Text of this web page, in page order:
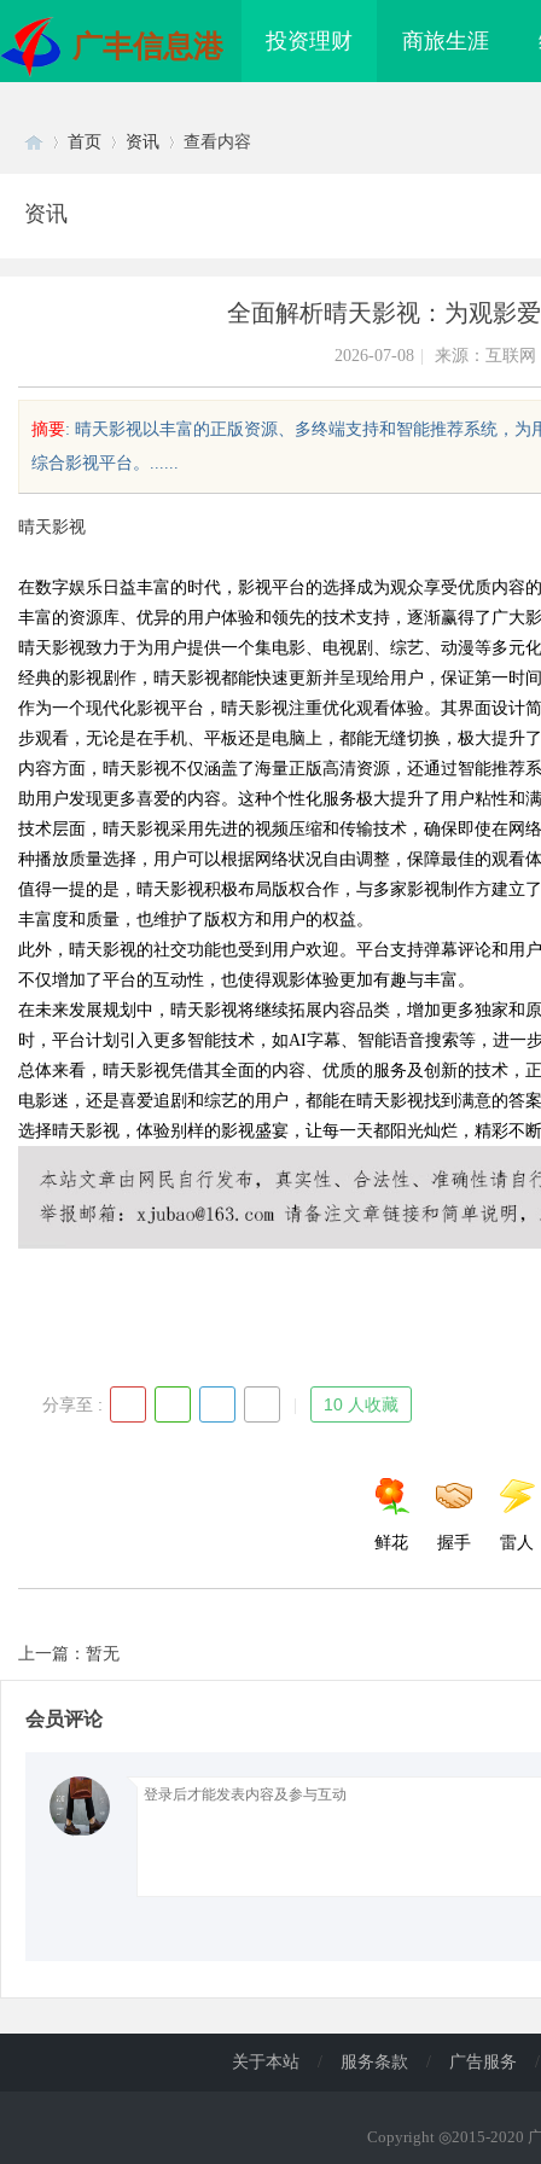
广丰信息港 投资理财 商旅生涯
uz
!
Bo
首页 资讯 查看内容
资讯
全面解析晴天影视：为观影
2026-07-08 来源：互联网
摘要: 晴天影视以丰富的正版资源、多终端支持和智能推荐系统，
综合影视平台。......
晴天影视
在数字娱乐日益丰富的时代，影视平台的选择成为观众享受优质内容
丰富的资源库、优异的用户体验和领先的技术支持，逐渐赢得了广大
晴天影视致力于为用户提供一个集电影、电视剧、综艺、动漫等多元
经典的影视剧作，晴天影视都能快速更新并呈现给用户，保证第一时
作为一个现代化影视平台，晴天影视注重优化观看体验。其界面设计
步观看，无论是在手机、平板还是电脑上，都能无缝切换，极大提升
内容方面，晴天影视不仅涵盖了海量正版高清资源，还通过智能推荐
助用户发现更多喜爱的内容。这种个性化服务极大提升了用户粘性和
技术层面，晴天影视采用先进的视频压缩和传输技术，确保即使在网
种播放质量选择，用户可以根据网络状况自由调整，保障最佳的观看
值得一提的是，晴天影视积极布局版权合作，与多家影视制作方建立
丰富度和质量，也维护了版权方和用户的权益。
此外，晴天影视的社交功能也受到用户欢迎。平台支持弹幕评论和用
不仅增加了平台的互动性，也使得观影体验更加有趣与丰富。
在未来发展规划中，晴天影视将继续拓展内容品类，增加更多独家和
时，平台计划引入更多智能技术，如AI字幕、智能语音搜索等，进一
总体来看，晴天影视凭借其全面的内容、优质的服务及创新的技术，
电影迷，还是喜爱追剧和综艺的用户，都能在晴天影视找到满意的答
选择晴天影视，体验别样的影视盛宴，让每一天都阳光灿烂，精彩不
分享至 : 10 人收藏
鲜花 握手 雷人
上一篇：暂无
会员评论
京知识产权律师在
的破局之道 品、九类杂项合规全品类承运解
案
关于本站 / 服务条款 / 广告服务 /
Copyright ◎2015-2020